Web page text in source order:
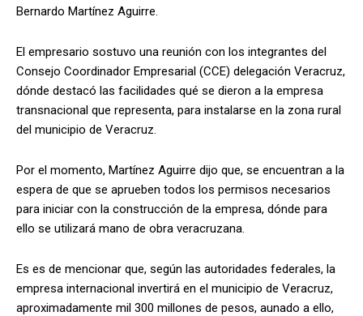
Bernardo Martínez Aguirre.
El empresario sostuvo una reunión con los integrantes del
Consejo Coordinador Empresarial (CCE) delegación Veracruz,
dónde destacó las facilidades qué se dieron a la empresa
transnacional que representa, para instalarse en la zona rural
del municipio de Veracruz.
Por el momento, Martínez Aguirre dijo que, se encuentran a la
espera de que se aprueben todos los permisos necesarios
para iniciar con la construcción de la empresa, dónde para
ello se utilizará mano de obra veracruzana.
Es es de mencionar que, según las autoridades federales, la
empresa internacional invertirá en el municipio de Veracruz,
aproximadamente mil 300 millones de pesos, aunado a ello,